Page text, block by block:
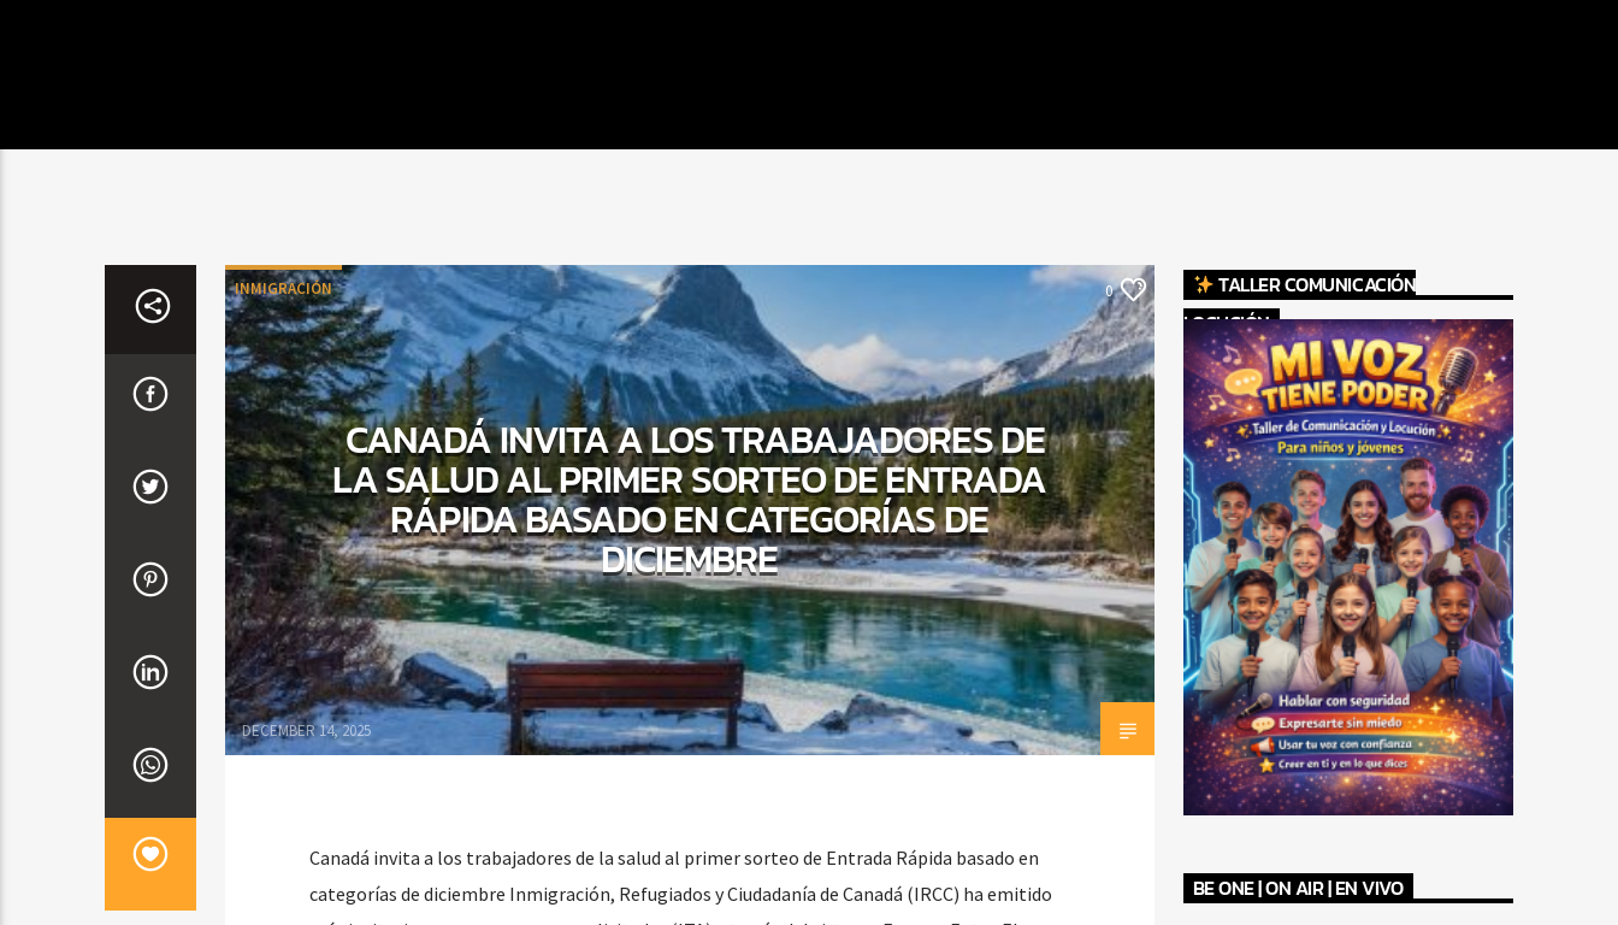
INMIGRACIÓN 0
CANADÁ INVITA A LOS TRABAJADORES DE
LA SALUD AL PRIMER SORTEO DE ENTRADA
RÁPIDA BASADO EN CATEGORÍAS DE
DICIEMBRE
DECEMBER 14, 2025
Canadá invita a los trabajadores de la salud al primer sorteo de Entrada Rápida basado en
categorías de diciembre Inmigración, Refugiados y Ciudadanía de Canadá (IRCC) ha emitido
TALLER COMUNICACIÓN
LOCUCIÓN
BE ONE | ON AIR | EN VIVO